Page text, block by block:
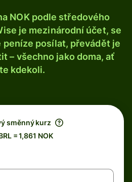
NOK podle středového
je mezinárodní účet, se
posílat, převádět je
– všechno jako doma, ať
kdekoli.
směnný kurz
= 1,861 NOK